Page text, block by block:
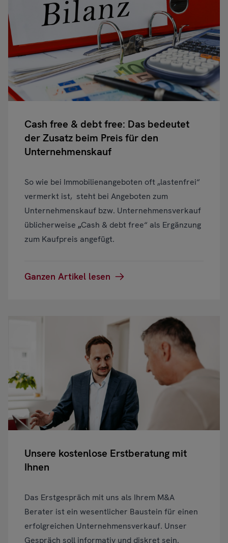
Cash free & debt free: Das bedeutet
der Zusatz beim Preis für den
Unternehmenskauf
So wie bei Immobilienangeboten oft „lastenfrei“
vermerkt ist, steht bei Angeboten zum
Unternehmenskauf bzw. Unternehmensverkauf
üblicherweise „Cash & debt free“ als Ergänzung
zum Kaufpreis angefügt.
Ganzen Artikel lesen
Unsere kostenlose Erstberatung mit
Ihnen
Das Erstgespräch mit uns als Ihrem M&A
Berater ist ein wesentlicher Baustein für einen
erfolgreichen Unternehmensverkauf. Unser
Gespräch soll informativ und diskret sein.